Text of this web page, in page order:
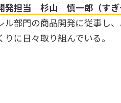
発担当 杉山 慎一郎（すぎ
ル部門の商品開発に従事し
りに日々取り組んでいる。